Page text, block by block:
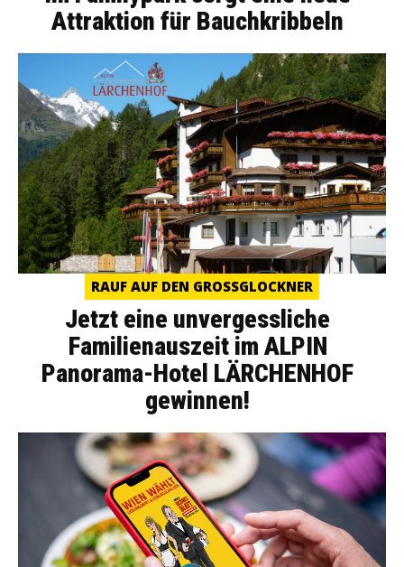
Attraktion für Bauchkribbeln
RAUF AUF DEN GROSSGLOCKNER
Jetzt eine unvergessliche
Familienauszeit im ALPIN
Panorama-Hotel LÄRCHENHOF
gewinnen!